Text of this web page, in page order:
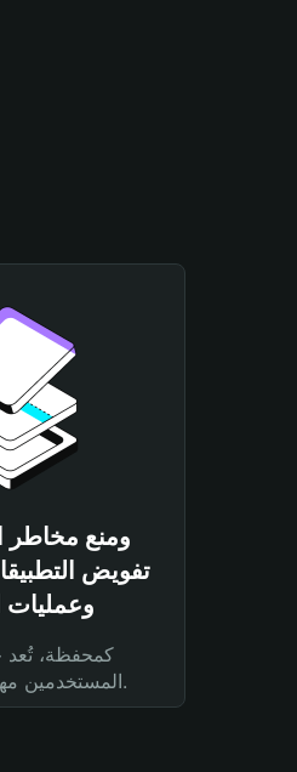
ومنع مخاطر
تفويض
وعمليات
كمحفظة، تُعد
المستخدمين مهمتنا الأساسية.